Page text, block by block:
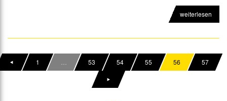
weiterlesen
1 … 53 54 55 56 57